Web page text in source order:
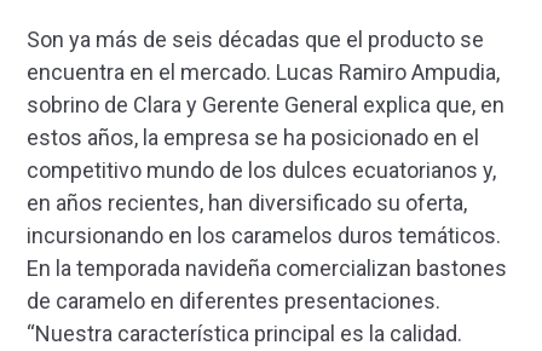
Son ya más de seis décadas que el producto se
encuentra en el mercado. Lucas Ramiro Ampudia,
sobrino de Clara y Gerente General explica que, en
estos años, la empresa se ha posicionado en el
competitivo mundo de los dulces ecuatorianos y,
en años recientes, han diversificado su oferta,
incursionando en los caramelos duros temáticos.
En la temporada navideña comercializan bastones
de caramelo en diferentes presentaciones.
“Nuestra característica principal es la calidad.